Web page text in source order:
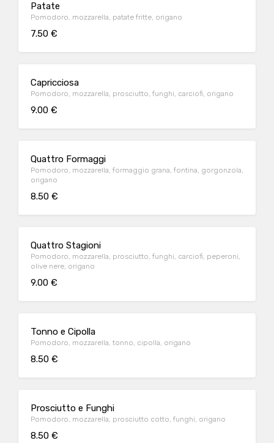
Patate
Pomodoro, mozzarella, patate fritte, origano
7.50 €
Capricciosa
Pomodoro, mozzarella, prosciutto, funghi, carciofi, origano
9.00 €
Quattro Formaggi
Pomodoro, mozzarella, formaggio grana, fontina, gorgonzola,
origano
8.50 €
Quattro Stagioni
Pomodoro, mozzarella, prosciutto, funghi, carciofi, peperoni,
olive nere, origano
9.00 €
Tonno e Cipolla
Pomodoro, mozzarella, tonno, cipolla, origano
8.50 €
Prosciutto e Funghi
Pomodoro, mozzarella, prosciutto cotto, funghi, origano
8.50 €